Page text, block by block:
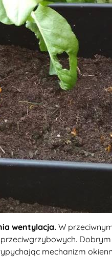
wentylacja. W
mechanizm